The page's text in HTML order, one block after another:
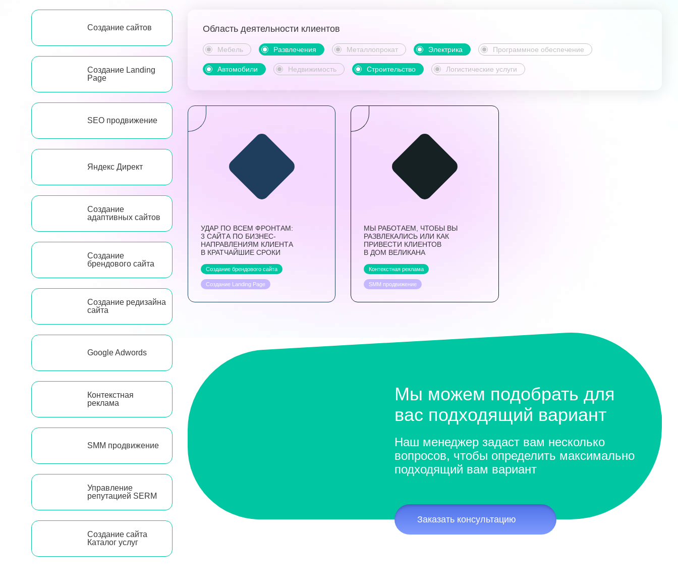
Создание сайтов
Создание Landing
Page
SEO продвижение
Яндекс Директ
Создание
адаптивных сайтов
Создание
брендового сайта
Создание редизайна
сайта
Google Adwords
Контекстная
реклама
SMM продвижение
Управление
репутацией SERM
Создание сайта
Каталог услуг
Область деятельности клиентов
Мебель Развлечения Металлопрокат Электрика Программное обеспечение
Автомобили Недвижимость Строительство Логистические услуги
УДАР ПО ВСЕМ ФРОНТАМ:
3 САЙТА ПО БИЗНЕС-
НАПРАВЛЕНИЯМ КЛИЕНТА
В КРАТЧАЙШИЕ СРОКИ
Создание брендового сайта
Создание Landing Page
МЫ РАБОТАЕМ, ЧТОБЫ ВЫ
РАЗВЛЕКАЛИСЬ ИЛИ КАК
ПРИВЕСТИ КЛИЕНТОВ
В ДОМ ВЕЛИКАНА
Контекстная реклама
SMM продвижение
Мы можем подобрать для
вас подходящий вариант
Наш менеджер задаст вам несколько
вопросов, чтобы определить максимально
подходящий вам вариант
Заказать консультацию